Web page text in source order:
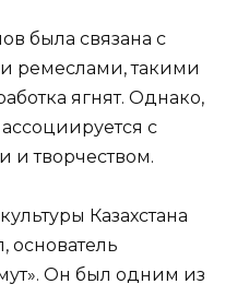
была связана с
ремеслами, такими
ягнят. Однако,
с
и творчеством.
Казахстана
основатель
Он был одним из